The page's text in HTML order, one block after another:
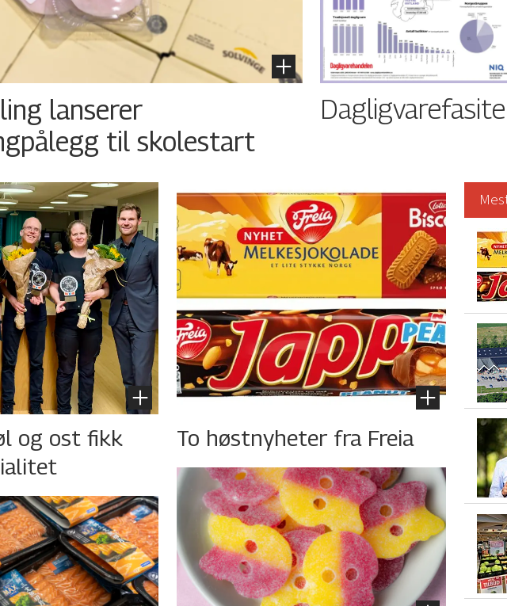
lanserer
til skolestart
og ost fikk
To høstnyheter fra Freia